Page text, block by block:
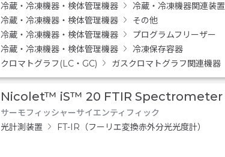
冷蔵・冷凍機器・検体管理機器
冷蔵・冷凍機器関連装置
冷蔵・冷凍機器・検体管理機器
その他
冷蔵・冷凍機器・検体管理機器
プログラムフリーザー
冷蔵・冷凍機器・検体管理機器
冷凍保存容器
クロマトグラフ(LC・GC)
ガスクロマトグラフ関連機器
Nicolet™ iS™ 20 FTIR Spectrometer
サーモフィッシャーサイエンティフィック
光計測装置
FT-IR（フーリエ変換赤外分光光度計）